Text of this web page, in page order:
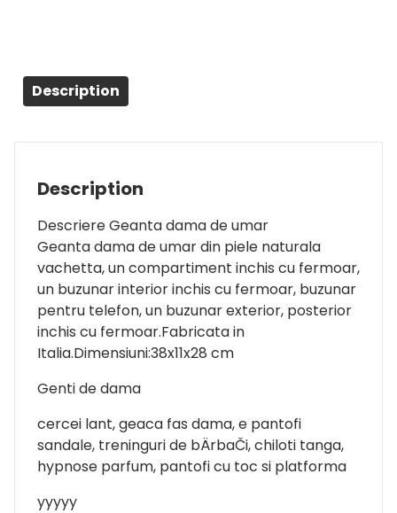
Description
Description
Descriere Geanta dama de umar
Geanta dama de umar din piele naturala
vachetta, un compartiment inchis cu fermoar,
un buzunar interior inchis cu fermoar, buzunar
pentru telefon, un buzunar exterior, posterior
inchis cu fermoar.Fabricata in
Italia.Dimensiuni:38x11x28 cm
Genti de dama
cercei lant, geaca fas dama, e pantofi
sandale, treninguri de bÄrbaČi, chiloti tanga,
hypnose parfum, pantofi cu toc si platforma
yyyyy